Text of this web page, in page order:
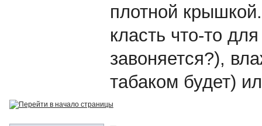
плотной
класть что-то
завоняется?),
табаком будет)